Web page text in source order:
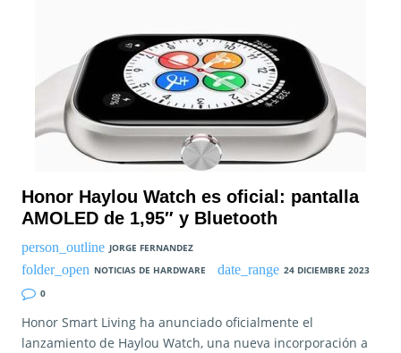
Honor Haylou Watch es oficial: pantalla
AMOLED de 1,95″ y Bluetooth
JORGE FERNANDEZ
NOTICIAS DE HARDWARE
24 DICIEMBRE 2023
0
Honor Smart Living ha anunciado oficialmente el
lanzamiento de Haylou Watch, una nueva incorporación a